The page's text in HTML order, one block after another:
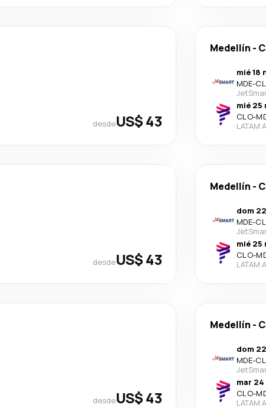
desdeUS$ 43
Medellín -
mié 18
MDE-
mié 25
CLO-
LATAM
desdeUS$ 43
Medellín -
dom
MDE-
mié 25
CLO-
LATAM
desdeUS$ 43
Medellín -
dom
MDE-
mar
CLO-
LATAM